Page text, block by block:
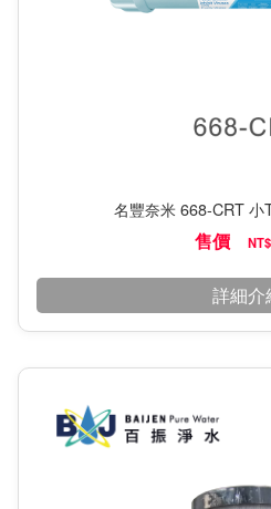
名豐奈米 668-CRT 小
售價 NT$
詳細介